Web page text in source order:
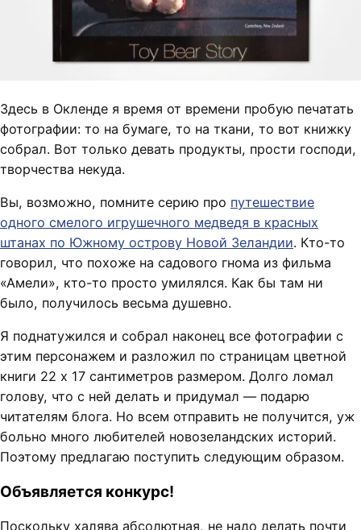
Здесь в Окленде я время от времени пробую печатать
фотографии: то на бумаге, то на ткани, то вот книжку
собрал. Вот только девать продукты, прости господи,
творчества некуда.
Вы, возможно, помните серию про путешествие
одного смелого игрушечного медведя в красных
штанах по Южному острову Новой Зеландии. Кто-то
говорил, что похоже на садового гнома из фильма
«Амели», кто-то просто умилялся. Как бы там ни
было, получилось весьма душевно.
Я поднатужился и собрал наконец все фотографии с
этим персонажем и разложил по страницам цветной
книги 22 x 17 сантиметров размером. Долго ломал
голову, что с ней делать и придумал — подарю
читателям блога. Но всем отправить не получится, уж
больно много любителей новозеландских историй.
Поэтому предлагаю поступить следующим образом.
Объявляется конкурс!
Поскольку халява абсолютная, не надо делать почти